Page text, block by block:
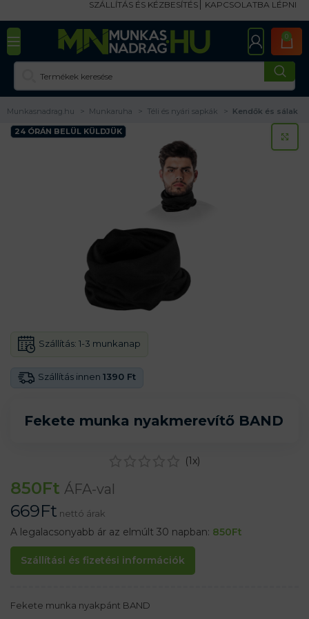
SZÁLLÍTÁS ÉS KÉZBESÍTÉS KAPCSOLATBA LÉPNI
0
Munkasnadrag.hu Munkaruha Téli és nyári sapkák Kendők és sálak
24 ÓRÁN BELÜL KÜLDJÜK
Fekete munka nyakmerevítő BAND
Szállítás innen 1390 Ft
Szállítás: 1-3 munkanap
(1x)
850Ft ÁFA-val
669Ft nettó árak
A legalacsonyabb ár az elmúlt 30 napban: 850Ft
Szállítási és fizetési információk
Fekete munka nyakpánt BAND